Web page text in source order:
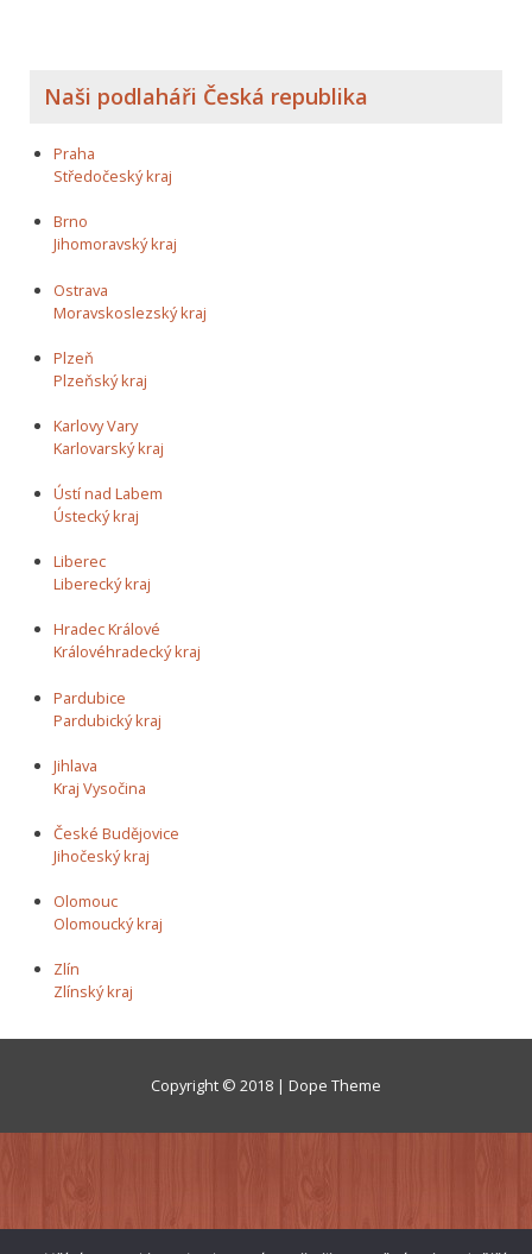
Naši podlaháři Česká republika
Praha
Středočeský kraj
Brno
Jihomoravský kraj
Ostrava
Moravskoslezský kraj
Plzeň
Plzeňský kraj
Karlovy Vary
Karlovarský kraj
Ústí nad Labem
Ústecký kraj
Liberec
Liberecký kraj
Hradec Králové
Královéhradecký kraj
Pardubice
Pardubický kraj
Jihlava
Kraj Vysočina
České Budějovice
Jihočeský kraj
Olomouc
Olomoucký kraj
Zlín
Zlínský kraj
Copyright © 2018 | Dope Theme